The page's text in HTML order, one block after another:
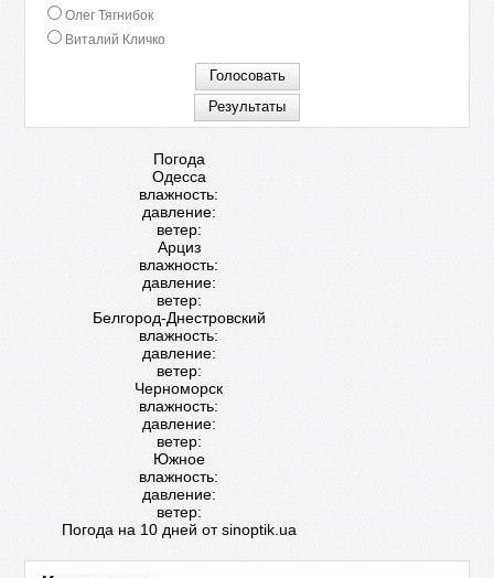
Олег Тягнибок
Виталий Кличко
Погода
Одесса
влажность:
давление:
ветер:
Арциз
влажность:
давление:
ветер:
Белгород-Днестровский
влажность:
давление:
ветер:
Черноморск
влажность:
давление:
ветер:
Южное
влажность:
давление:
ветер:
Погода на 10 дней отsinoptik.ua